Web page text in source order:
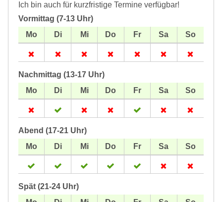
Ich bin auch für kurzfristige Termine verfügbar!
Vormittag (7-13 Uhr)
Nachmittag (13-17 Uhr)
Abend (17-21 Uhr)
Spät (21-24 Uhr)